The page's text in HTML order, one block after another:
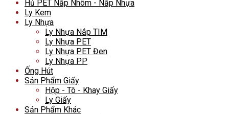
Hủ PET Nắp Nhôm - Nắp Nhựa
Ly Kem
Ly Nhựa
Ly Nhựa Nắp TIM
Ly Nhựa PET
Ly Nhựa PET Đen
Ly Nhựa PP
Ống Hút
Sản Phẩm Giấy
Hộp - Tô - Khay Giấy
Ly Giấy
Sản Phẩm Khác